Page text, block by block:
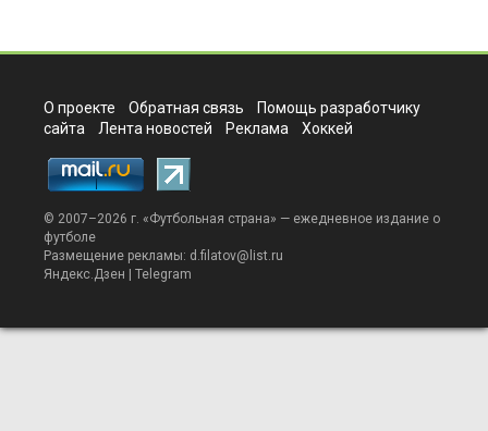
О проекте Обратная связь
Помощь разработчику
сайта
Лента новостей Реклама Хоккей
© 2007–2026 г. «Футбольная страна» — ежедневное издание о
футболе
Размещение рекламы: d.filatov@list.ru
Яндекс.Дзен
Telegram